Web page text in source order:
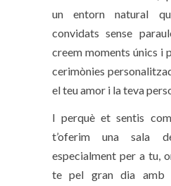
un entorn natural
convidats sense
creem moments únics i
cerimònies
el teu amor i la teva
I perquè et sentis
t’oferim una sala
especialment per a tu,
te pel gran dia amb